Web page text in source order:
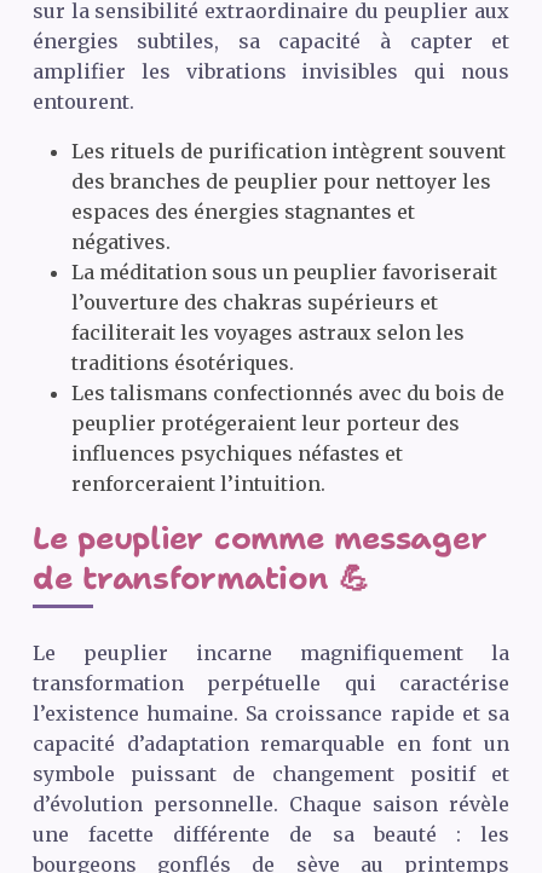
sur la sensibilité extraordinaire du peuplier aux
énergies subtiles, sa capacité à capter et
amplifier les vibrations invisibles qui nous
entourent.
Les rituels de purification intègrent souvent
des branches de peuplier pour nettoyer les
espaces des énergies stagnantes et
négatives.
La méditation sous un peuplier favoriserait
l’ouverture des chakras supérieurs et
faciliterait les voyages astraux selon les
traditions ésotériques.
Les talismans confectionnés avec du bois de
peuplier protégeraient leur porteur des
influences psychiques néfastes et
renforceraient l’intuition.
Le peuplier comme messager
de transformation 💪
Le peuplier incarne magnifiquement la
transformation perpétuelle qui caractérise
l’existence humaine. Sa croissance rapide et sa
capacité d’adaptation remarquable en font un
symbole puissant de changement positif et
d’évolution personnelle. Chaque saison révèle
une facette différente de sa beauté : les
bourgeons gonflés de sève au printemps